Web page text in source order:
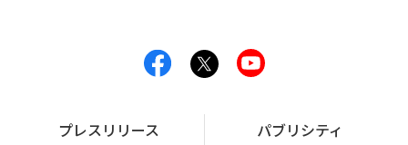
プレスリリース
パブリシティ